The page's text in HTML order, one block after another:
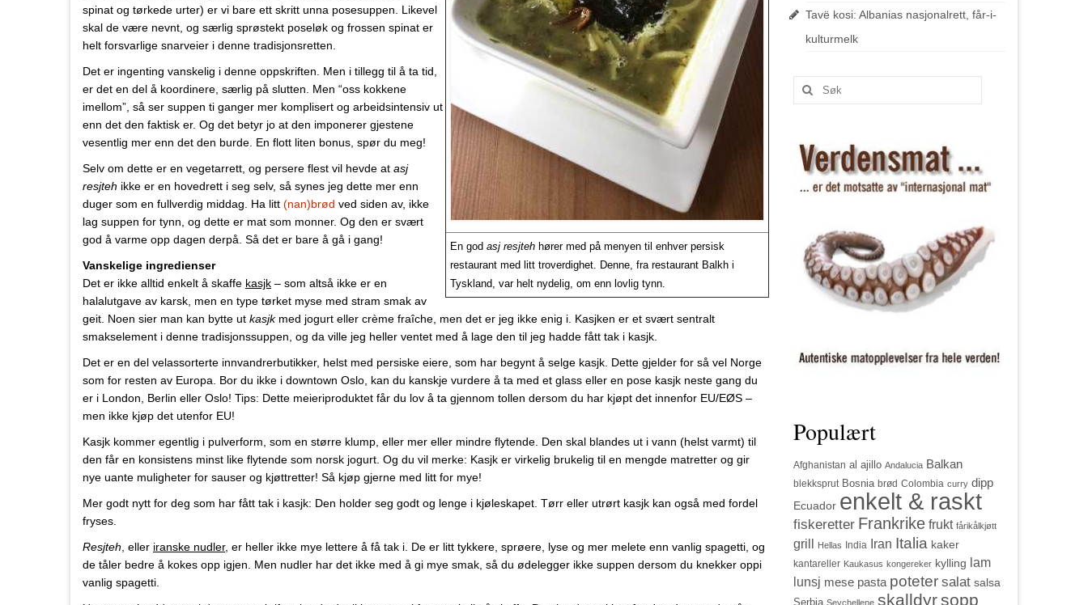
En god asj resjtehhører med på menyen til enhver persisk
restaurant med litt troverdighet. Denne, fra restaurant Balkh i
Tyskland, var helt nydelig, om enn lovlig tynn.
spinat og tørkede urter) er vi bare ett skritt unna posesuppen. Likevel
skal de være nevnt, og særlig sprøstekt poseløk og frossen spinat er
helt forsvarlige snarveier i denne tradisjonsretten.
Det er ingenting vanskelig i denne oppskriften. Men i tillegg til å ta tid,
er det en del å koordinere, særlig på slutten. Men “oss kokkene
imellom”, så ser suppen ti ganger mer komplisert og arbeidsintensiv ut
enn det den faktisk er. Og det betyr jo at den imponerer gjestene
vesentlig mer enn det den burde. En flott liten bonus, spør du meg!
Selv om dette er en vegetarrett, og persere flest vil hevde at asj
resjteh ikke er en hovedrett i seg selv, så synes jeg dette mer enn
duger som en fullverdig middag. Ha litt (nan)brød ved siden av, ikke
lag suppen for tynn, og dette er mat som monner. Og den er svært
god å varme opp dagen derpå. Så det er bare å gå i gang!
Vanskelige ingredienser
Det er ikke alltid enkelt å skaffe kasjk – som altså ikke er en
halalutgave av karsk, men en type tørket myse med stram smak av
geit. Noen sier man kan bytte ut kasjkmed jogurt eller crème fraîche, men det er jeg ikke enig i. Kasjken er et svært sentralt
smakselement i denne tradisjonssuppen, og da ville jeg heller ventet med å lage den til jeg hadde fått tak i kasjk.
Det er en del velassorterte innvandrerbutikker, helst med persiske eiere, som har begynt å selge kasjk. Dette gjelder for så vel Norge
som for resten av Europa. Bor du ikke i downtown Oslo, kan du kanskje vurdere å ta med et glass eller en pose kasjk neste gang du
er i London, Berlin eller Oslo! Tips: Dette meieriproduktet får du lov å ta gjennom tollen dersom du har kjøpt det innenfor EU/EØS –
men ikke kjøp det utenfor EU!
Kasjk kommer egentlig i pulverform, som en større klump, eller mer eller mindre flytende. Den skal blandes ut i vann (helst varmt) til
den får en konsistens minst like flytende som norsk jogurt. Og du vil merke: Kasjk er virkelig brukelig til en mengde matretter og gir
nye uante muligheter for sauser og kjøttretter! Så kjøp gjerne med litt for mye!
Mer godt nytt for deg som har fått tak i kasjk: Den holder seg godt og lenge i kjøleskapet. Tørr eller utrørt kasjk kan også med fordel
fryses.
Resjteh, eller iranske nudler, er heller ikke mye lettere å få tak i. De er litt tykkere, sprøere, lyse og mer melete enn vanlig spagetti, og
de tåler bedre å kokes opp igjen. Men nudler har det ikke med å gi mye smak, så du ødelegger ikke suppen dersom du knekker oppi
vanlig spagetti.
Tavë kosi: Albanias nasjonalrett, får-i-
kulturmelk
Populært
Afghanistan al ajillo Andalucia Balkan
blekksprut Bosnia brød Colombia curry dipp
Ecuador enkelt & raskt
fiskeretter Frankrike frukt fårikålkjøtt
grill Hellas India Iran Italia kaker
kantareller Kaukasus kongereker kylling lam
lunsj mese pasta poteter salat salsa
Serbia Seychellene skalldyrsopp